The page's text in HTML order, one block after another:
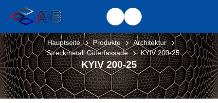
KYIV 200-25
Hauptseite Produkte
Architektur
Streckmetall Gitterfassade
KYIV 200-25